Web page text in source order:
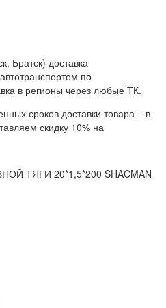
Братск) доставка
по
в регионы через любые ТК.
сроков доставки товара – в
скидку 10% на
ТЯГИ 20*1,5*200 SHACMAN